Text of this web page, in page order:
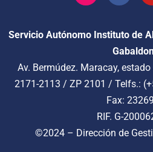
Servicio Autónomo Instituto de
Av. Bermúdez. Maracay,
2171-2113 / ZP 2101 / Telfs.:
Fax:
RIF. G-
©2024 – Dirección de